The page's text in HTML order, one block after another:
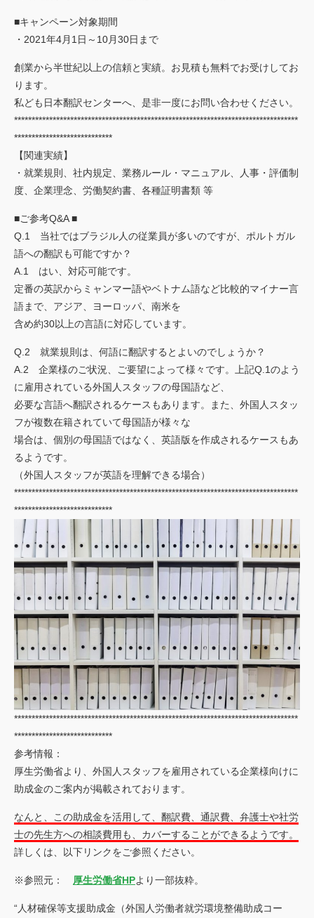
■キャンペーン対象期間
・2021年4月1日～10月30日まで
創業から半世紀以上の信頼と実績。お見積も無料でお受けしてお
ります。
私ども日本翻訳センターへ、是非一度にお問い合わせください。
*********************************************************************************
****************************
【関連実績】
・就業規則、社内規定、業務ルール・マニュアル、人事・評価制
度、企業理念、労働契約書、各種証明書類 等
■ご参考Q&A ■
Q.1 当社ではブラジル人の従業員が多いのですが、ポルトガル
語への翻訳も可能ですか？
A.1 はい、対応可能です。
定番の英訳からミャンマー語やベトナム語など比較的マイナー言
語まで、アジア、ヨーロッパ、南米を
含め約30以上の言語に対応しています。
Q.2 就業規則は、何語に翻訳するとよいのでしょうか？
A.2 企業様のご状況、ご要望によって様々です。上記Q.1のよう
に雇用されている外国人スタッフの母国語など、
必要な言語へ翻訳されるケースもあります。また、外国人スタッ
フが複数在籍されていて母国語が様々な
場合は、個別の母国語ではなく、英語版を作成されるケースもあ
るようです。
（外国人スタッフが英語を理解できる場合）
*********************************************************************************
****************************
*********************************************************************************
****************************
参考情報：
厚生労働省より、外国人スタッフを雇用されている企業様向けに
助成金のご案内が掲載されております。
なんと、この助成金を活用して、翻訳費、通訳費、弁護士や社労
士の先生方への相談費用も、カバーすることができるようです。
詳しくは、以下リンクをご参照ください。
※参照元： 厚生労働省HPより一部抜粋。
“人材確保等支援助成金（外国人労働者就労環境整備助成コー